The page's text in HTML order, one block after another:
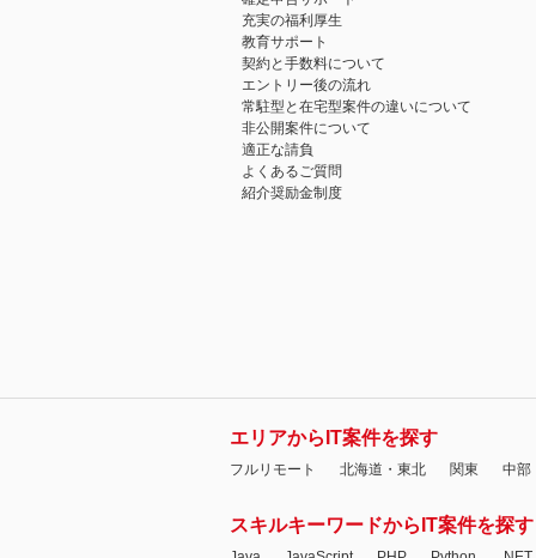
充実の福利厚生
教育サポート
契約と手数料について
エントリー後の流れ
常駐型と在宅型案件の違いについて
非公開案件について
適正な請負
よくあるご質問
紹介奨励金制度
エリアからIT案件を探す
フルリモート 北海道・東北 関東 中部
スキルキーワードからIT案件を探す